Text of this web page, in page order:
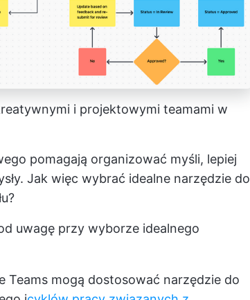
i projektowymi teamami w
pomagają organizować myśli, lepiej
Jak więc wybrać idealne narzędzie do
uwagę przy wyborze idealnego
Teams mogą dostosować narzędzie do